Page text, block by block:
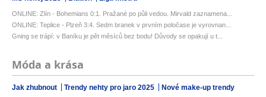
ONLINE: Zlín - Bohemians 0:1. Pražané po půli vedou. Mirvald zaznamena...
ONLINE: Teplice - Plzeň 3:4. Sedm branek v prvním poločase je vyrovnan...
Gning se trápí: v Baníku je pět měsíců bez bodu! Důvody se opakují u t...
Móda a krása
Jak zhubnout Trendy nehty pro jaro 2025 Nové make-up trendy